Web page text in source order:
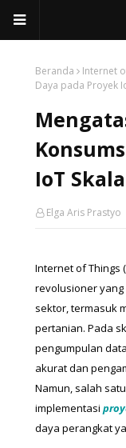
Beranda Internet
Daya pada Proyek
IoT
Elga Aris Prastyo
Internet of Things
revolusioner
sektor, termasuk
pertanian. Pada
pengumpulan
akurat dan
Namun, salah
implementasi
daya perangkat